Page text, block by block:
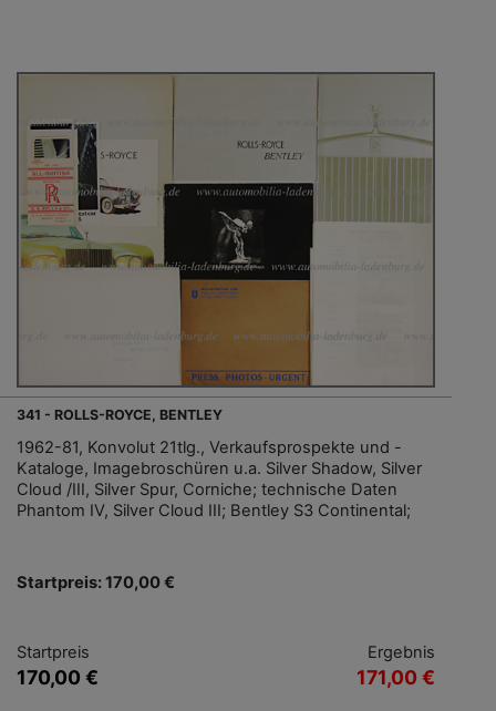
341 - ROLLS-ROYCE, BENTLEY
1962-81, Konvolut 21tlg., Verkaufsprospekte und -
Kataloge, Imagebroschüren u.a. Silver Shadow, Silver
Cloud /III, Silver Spur, Corniche; technische Daten
Phantom IV, Silver Cloud III; Bentley S3 Continental;
Startpreis: 170,00 €
Startpreis
170,00 €
Ergebnis
171,00 €